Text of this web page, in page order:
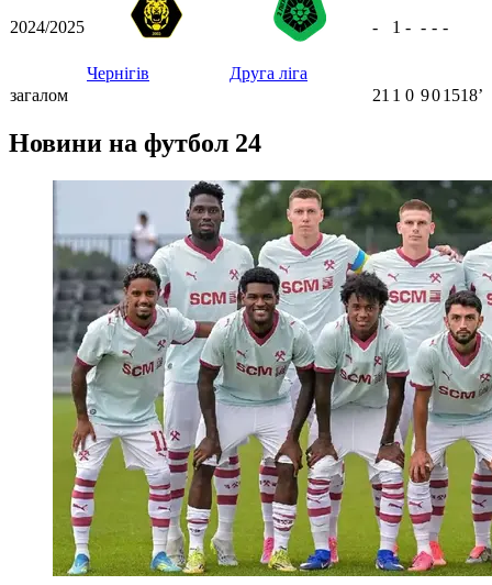
2024/2025
Чернігів Друга ліга
- 1 - - - -
загалом 21 1 0 901518ʼ
Новини на футбол 24